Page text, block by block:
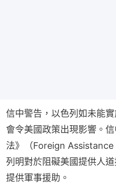
信中警告，以色列如未能
會令美國政策出現影響。
法》（Foreign Assistance
列明對於阻礙美國提供人
提供軍事援助。